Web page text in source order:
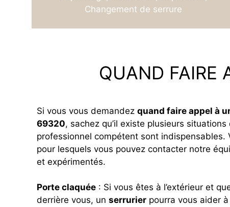
Changement de serrure
QUAND FAIRE
Si vous vous demandez quand faire appel à
69320, sachez qu’il existe plusieurs situations
professionnel compétent sont indispensables.
pour lesquels vous pouvez contacter notre
et expérimentés.
Porte claquée : Si vous êtes à l’extérieur et
derrière vous, un serrurier pourra vous aider